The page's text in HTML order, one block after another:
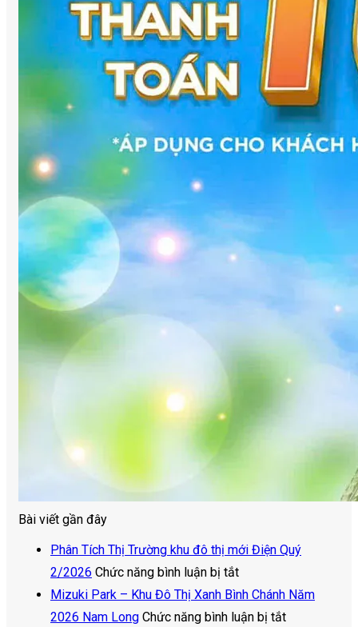
Bài viết gần đây
Phân Tích Thị Trường khu đô thị mới Điện Quý
2/2026 Chức năng bình luận bị tắtở
Phân
Tích
Mizuki Park – Khu Đô Thị Xanh Bình Chánh Năm
2026 Nam Long Chức năng bình luận bị tắtở